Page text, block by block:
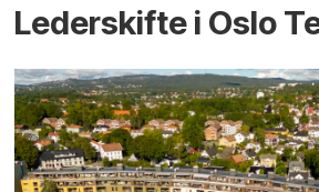
Lederskifte i Oslo